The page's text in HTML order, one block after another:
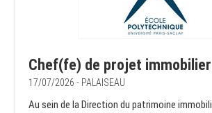
Chef(fe) de projet
17/07/2026 - PALAISEAU
Au sein de la Direction du patrimoine